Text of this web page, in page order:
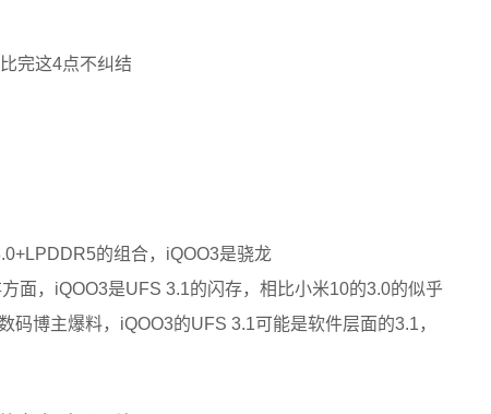
的组合，iQOO3是骁龙
面，iQOO3是UFS 3.1的闪存，相比小米10的3.0的似乎
博主爆料，iQOO3的UFS 3.1可能是软件层面的3.1，